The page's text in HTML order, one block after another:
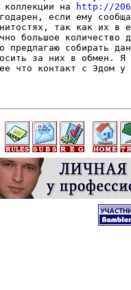
коллекции на
http://
если ему
так как их в
большое количество
собирать
за них в обмен. Я
что контакт с Эдом